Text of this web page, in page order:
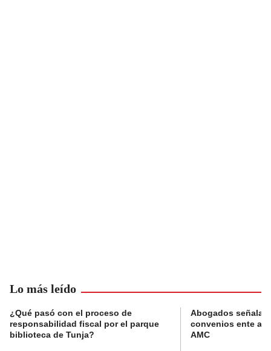
Lo más leído
¿Qué pasó con el proceso de
responsabilidad fiscal por el parque
biblioteca de Tunja?
Abogados
convenios ente
AMC